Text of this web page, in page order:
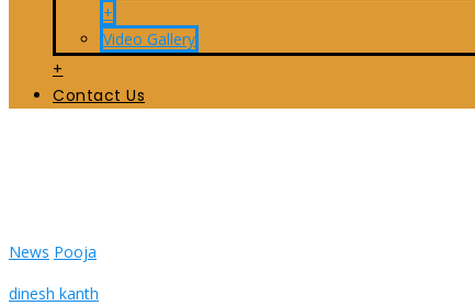
+
Video Gallery
+
Contact Us
News Pooja
dinesh kanth